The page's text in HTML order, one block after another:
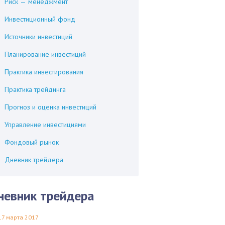
Инвестиционный фонд
Источники инвестиций
Планирование инвестиций
Практика инвестирования
Практика трейдинга
Прогноз и оценка инвестиций
Управление инвестициями
Фондовый рынок
Дневник трейдера
трейдера
марта 2017